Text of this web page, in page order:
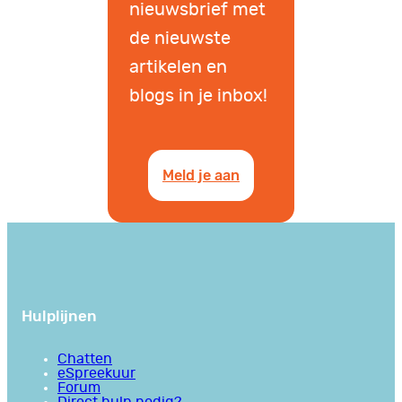
nieuwsbrief met
de nieuwste
artikelen en
blogs in je inbox!
Meld je aan
Hulplijnen
Chatten
eSpreekuur
Forum